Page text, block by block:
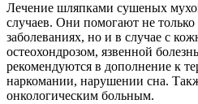
Лечение шляпками сушеных
случаев. Они помогают не
заболеваниях, но и в случае с
остеохондрозом, язвенной
рекомендуются в дополнение к
наркомании, нарушении сна.
онкологическим больным.